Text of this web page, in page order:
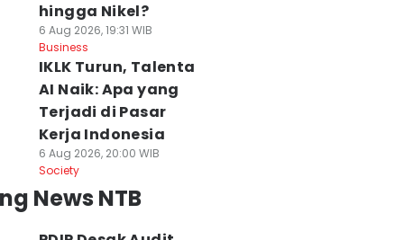
hingga Nikel?
6 Aug 2026, 19:31 WIB
Business
IKLK Turun, Talenta
AI Naik: Apa yang
Terjadi di Pasar
Kerja Indonesia
6 Aug 2026, 20:00 WIB
Society
News NTB